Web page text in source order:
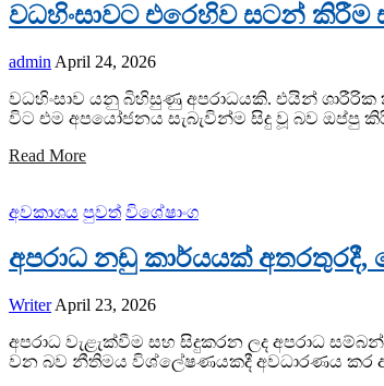
වධහිංසාවට එරෙහිව සටන් කිරීම
admin April 24, 2026
​වධහිංසාව යනු බිහිසුණු අපරාධයකි. එයින්
විට එම අපයෝජනය සැබැවින්ම සිදු වූ බව ඔප්පු
Read More
අවකාශය පුවත් විශේෂාංග
අපරාධ නඩු කාර්යයක්
Writer April 23, 2026
අපරාධ වැළැක්වීම සහ සිදුකරන ලද අපරාධ
වන බව නීතිමය විශ්ලේෂණයකදී අවධාරණය කර